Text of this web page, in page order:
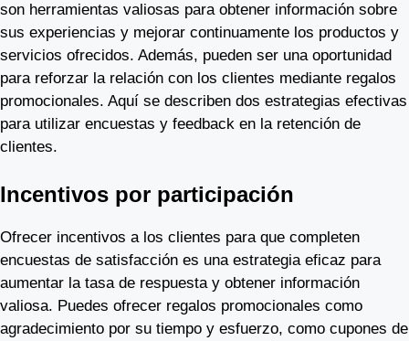
son herramientas valiosas para obtener información sobre
sus experiencias y mejorar continuamente los productos y
servicios ofrecidos. Además, pueden ser una oportunidad
para reforzar la relación con los clientes mediante regalos
promocionales. Aquí se describen dos estrategias efectivas
para utilizar encuestas y feedback en la retención de
clientes.
Incentivos por participación
Ofrecer incentivos a los clientes para que completen
encuestas de satisfacción es una estrategia eficaz para
aumentar la tasa de respuesta y obtener información
valiosa. Puedes ofrecer regalos promocionales como
agradecimiento por su tiempo y esfuerzo, como cupones de